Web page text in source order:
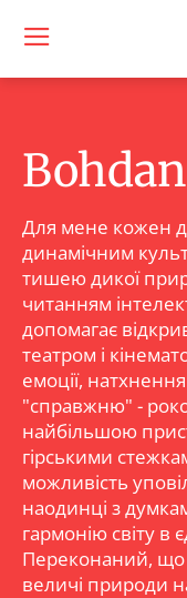
Для мене кожен
динамічним
тишею дикої
читанням
допомагає
театром і
емоції,
"справжню" -
найбільшою
гірськими
можливість
наодинці з
гармонію світу в
Переконаний, що
величі природи